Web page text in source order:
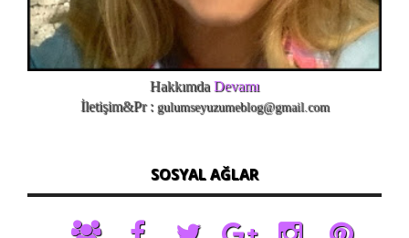
HakkımdaDevamı
İletişim&Pr : gulumseyuzumeblog@gmail.com
SOSYAL AĞLAR